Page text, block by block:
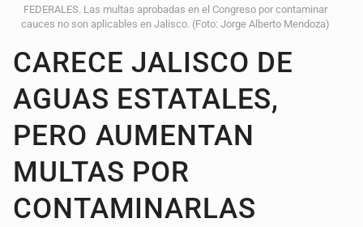
FEDERALES. Las multas aprobadas en el Congreso por contaminar
cauces no son aplicables en Jalisco. (Foto: Jorge Alberto Mendoza)
CARECE JALISCO DE
AGUAS ESTATALES,
PERO AUMENTAN
MULTAS POR
CONTAMINARLAS